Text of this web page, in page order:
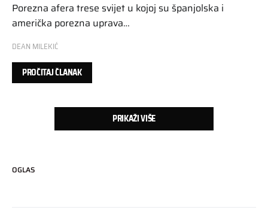
Porezna afera trese svijet u kojoj su španjolska i
američka porezna uprava…
DEAN MILEKIĆ
PROČITAJ ČLANAK
PRIKAŽI VIŠE
OGLAS